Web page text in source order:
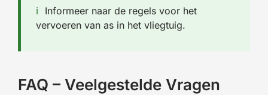
Informeer naar de regels voor het
vervoeren van as in het vliegtuig.
FAQ – Veelgestelde Vragen